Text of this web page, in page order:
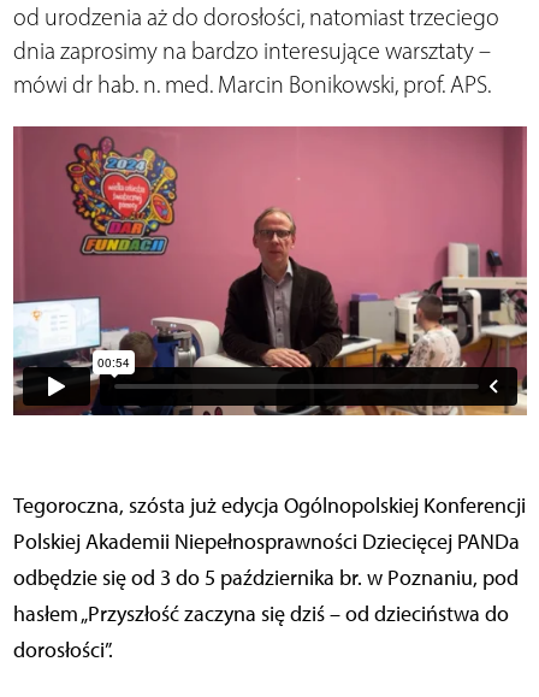
od urodzenia aż do dorosłości, natomiast trzeciego
dnia zaprosimy na bardzo interesujące warsztaty –
mówi dr hab. n. med. Marcin Bonikowski, prof. APS.
Tegoroczna, szósta już edycja Ogólnopolskiej Konferencji
Polskiej Akademii Niepełnosprawności Dziecięcej PANDa
odbędzie się od 3 do 5 października br. w Poznaniu, pod
hasłem „Przyszłość zaczyna się dziś – od dzieciństwa do
dorosłości”.